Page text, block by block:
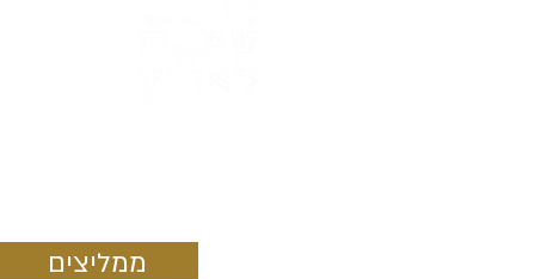
ממליצים